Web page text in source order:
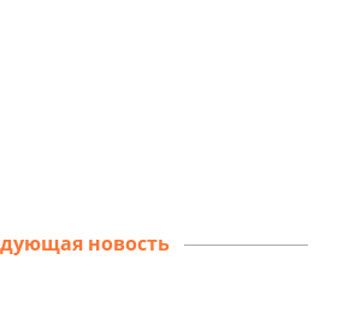
новость